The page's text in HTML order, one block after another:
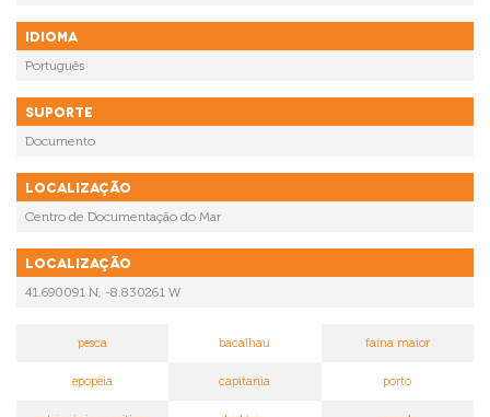
Idioma
Português
Suporte
Documento
Localização
Centro de Documentação do Mar
Localização
41.690091 N, -8.830261 W
pesca bacalhau faina maior
epopeia capitania porto